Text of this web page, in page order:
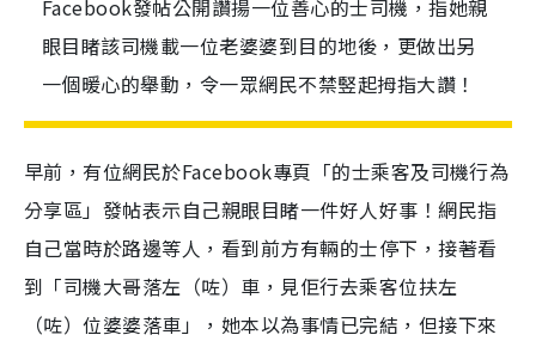
Facebook發帖公開讚揚一位善心的士司機，指她親
眼目睹該司機載一位老婆婆到目的地後，更做出另
一個暖心的舉動，令一眾網民不禁竪起拇指大讚！
早前，有位網民於Facebook專頁「的士乘客及司機行為
分享區」發帖表示自己親眼目睹一件好人好事！網民指
自己當時於路邊等人，看到前方有輛的士停下，接著看
到「司機大哥落左（咗）車，見佢行去乘客位扶左
（咗）位婆婆落車」，她本以為事情已完結，但接下來